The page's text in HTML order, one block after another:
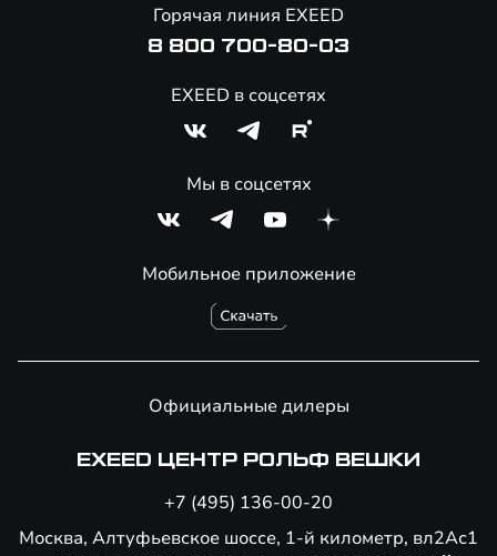
Мобильное приложение
Горячая линия EXEED
8 800 700-80-03
EXEED в соцсетях
Мы в соцсетях
Официальные дилеры
EXEED ЦЕНТР РОЛЬФ ВЕШКИ
+7 (495) 136-00-20
Москва, Алтуфьевское шоссе, 1-й километр, вл2Ас1